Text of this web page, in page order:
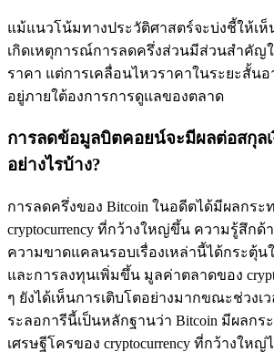
BTC Flexible Staking | Daily Rewards
กิจกรรมเพิ่มเติม
รับรางวัลและสิทธิพิเศษสุดพิเศษ
ศูนย์รางวัล
เข้าสู่ระบบ
แม้แนวโน้มทางประวัติศาสตร์จะบ่งชี้ให้เห็
เกิดเหตุการณ์การลดครึ่งส่วนมีส่วนสำคัญ
ราคา แต่การเคลื่อนไหวราคาในระยะสั้น
อยู่ภายใต้องการการดูแลของตลาด
การลดข้อมูลบิตคอยน์จะมีผลต่อสกุล
อย่างไรบ้าง?
การลดครึ่งของ Bitcoin ในอดีตได้มีผลกร
cryptocurrency ที่กว้างใหญ่ขึ้น ความรู้สึกด้
ความขาดแคลนรอบเรื่องเหล่านี้ได้กระตุ้
และการลงทุนเพิ่มขึ้น มูลค่าตลาดของ
ๆ ยังได้เห็นการเติบโตอย่างมากขณะช่วงเ
ระลอการีนี้เป็นหลักฐานว่า Bitcoin มีผลกร
เศรษฐีโครของ cryptocurrency ที่กว้างใ